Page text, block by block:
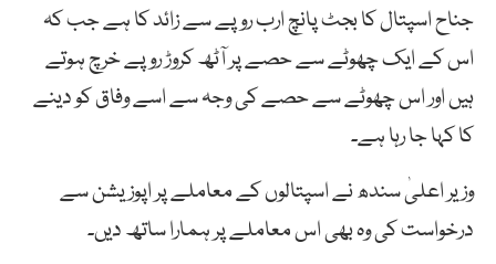
جناح اسپتال کا بجٹ پانچ ارب روپے سے زائد کا ہے جب کہ
اس کے ایک چھوٹے سے حصے پر آٹھ کروڑ روپے خرچ ہوتے
ہیں اور اس چھوٹے سے حصے کی وجہ سے اسے وفاق کو دینے
کا کہا جا رہا ہے۔
وزیر اعلیٰ سندھ نے اسپتالوں کے معاملے پر اپوزیشن سے
درخواست کی وہ بھی اس معاملے پر ہمارا ساتھ دیں۔